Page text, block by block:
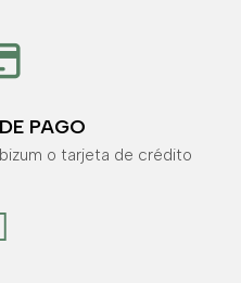
PAGO
o tarjeta de crédito